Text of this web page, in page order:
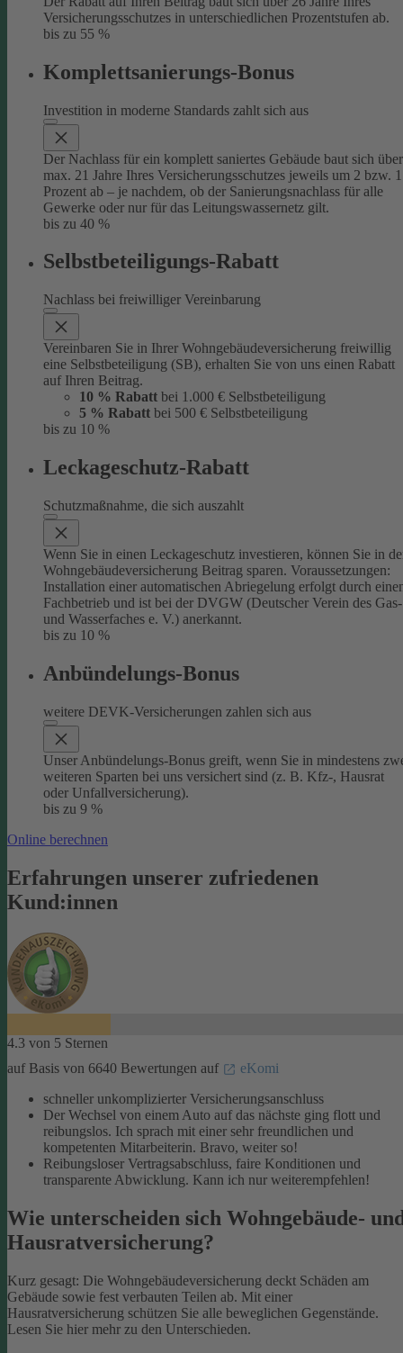
Versicherungsschutzes in unterschiedlichen Prozentstufen ab.
bis zu 55 %
Komplettsanierungs-Bonus
Investition in moderne Standards zahlt sich aus
Der Nachlass für ein komplett saniertes Gebäude baut sich über
max. 21 Jahre Ihres Versicherungsschutzes jeweils um 2 bzw. 1
Prozent ab – je nachdem, ob der Sanierungsnachlass für alle
Gewerke oder nur für das Leitungswassernetz gilt.
bis zu 40 %
Selbstbeteiligungs-Rabatt
Nachlass bei freiwilliger Vereinbarung
Vereinbaren Sie in Ihrer Wohngebäudeversicherung freiwillig
eine Selbstbeteiligung (SB), erhalten Sie von uns einen Rabatt
auf Ihren Beitrag.
10 % Rabatt bei 1.000 € Selbstbeteiligung
5 % Rabatt bei 500 € Selbstbeteiligung
bis zu 10 %
Leckageschutz-Rabatt
Schutzmaßnahme, die sich auszahlt
Wenn Sie in einen Leckageschutz investieren, können Sie in
Wohngebäudeversicherung Beitrag sparen. Voraussetzungen:
Installation einer automatischen Abriegelung erfolgt durch
Fachbetrieb und ist bei der DVGW (Deutscher Verein des Gas-
und Wasserfaches e. V.) anerkannt.
bis zu 10 %
Anbündelungs-Bonus
weitere DEVK-Versicherungen zahlen sich aus
Unser Anbündelungs-Bonus greift, wenn Sie in mindestens
weiteren Sparten bei uns versichert sind (z. B. Kfz-, Hausrat
oder Unfallversicherung).
bis zu 9 %
Online berechnen
Erfahrungen unserer zufriedenen
Kund:innen
4.3 von 5 Sternen
auf Basis von 6640 Bewertungen auf
eKomi
schneller unkomplizierter Versicherungsanschluss
Der Wechsel von einem Auto auf das nächste ging flott und
reibungslos. Ich sprach mit einer sehr freundlichen und
kompetenten Mitarbeiterin. Bravo, weiter so!
Reibungsloser Vertragsabschluss, faire Konditionen und
transparente Abwicklung. Kann ich nur weiterempfehlen!
Wie unterscheiden sich Wohngebäude-
Hausratversicherung?
Kurz gesagt: Die Wohngebäudeversicherung deckt Schäden am
Gebäude sowie fest verbauten Teilen ab. Mit einer
Hausratversicherung schützen Sie alle beweglichen Gegenstände.
Lesen Sie hier mehr zu den Unterschieden.